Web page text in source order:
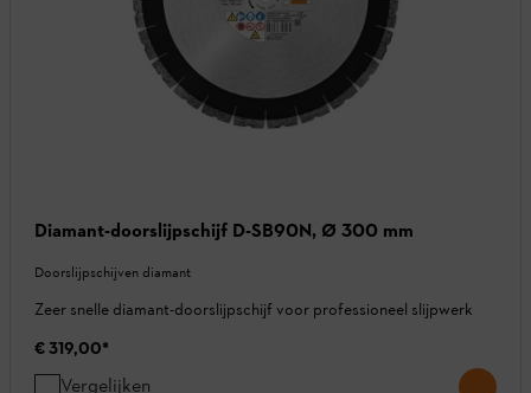
Diamant-doorslijpschijf D-SB90N, Ø 300 mm
Doorslijpschijven diamant
Zeer snelle diamant-doorslijpschijf voor professioneel slijpwerk
€ 319,00*
Vergelijken